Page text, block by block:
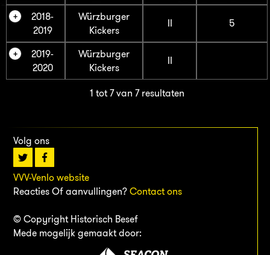
2018-
2019
Würzburger
Kickers
II 5
2019-
2020
Würzburger
Kickers
II
1 tot 7 van 7 resultaten
Volg ons
VVV-Venlo website
Reacties Of aanvullingen? Contact ons
© Copyright Historisch Besef
Mede mogelijk gemaakt door: